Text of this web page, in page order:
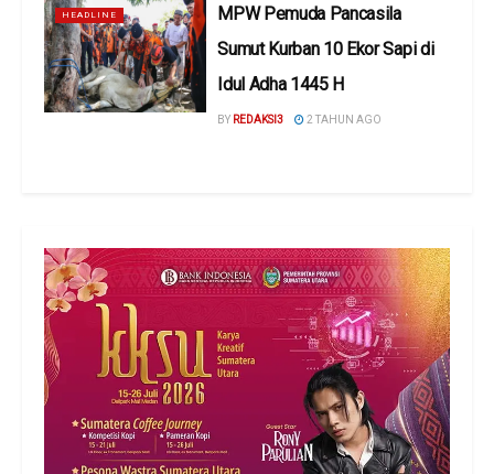
HEADLINE
MPW Pemuda Pancasila
Sumut Kurban 10 Ekor Sapi di
Idul Adha 1445 H
BY REDAKSI3 2 TAHUN AGO